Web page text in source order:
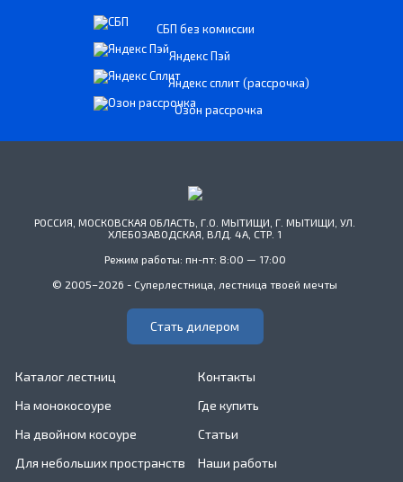
СБП без комиссии
Яндекс Пэй
Яндекс сплит (рассрочка)
Озон рассрочка
РОССИЯ, МОСКОВСКАЯ ОБЛАСТЬ, Г.О. МЫТИЩИ, Г. МЫТИЩИ, УЛ.
ХЛЕБОЗАВОДСКАЯ, ВЛД. 4А, СТР. 1
Режим работы: пн-пт: 8:00 — 17:00
© 2005–2026 - Суперлестница, лестница твоей мечты
Стать дилером
Каталог лестниц
На монокосоуре
На двойном косоуре
Для небольших пространств
Контакты
Где купить
Статьи
Наши работы